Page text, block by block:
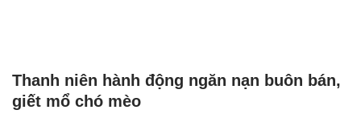
Thanh niên hành động ngăn nạn buôn bán,
giết mổ chó mèo